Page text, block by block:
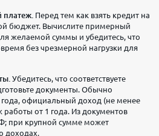
платеж. Перед тем как взять кредит на
бюджет. Вычислите примерный
желаемой суммы и убедитесь, что
без чрезмерной нагрузки для
Убедитесь, что соответствуете
документы. Обычно
года, официальный доход (не менее
работы от 1 года. Из документов
при крупной сумме может
доходах.